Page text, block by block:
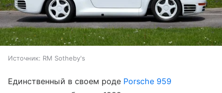
Источник: RM Sotheby's
Единственный в своем роде Porsche 959